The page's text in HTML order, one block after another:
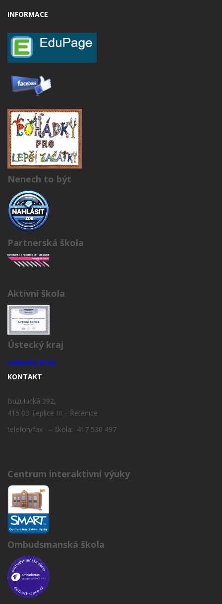
INFORMACE
Nenech to být
Partnerská škola
Aktivní škola
Ústecký kraj
KONTAKT
Buzulucká 392,
415 03 Teplice III – Řetenice
telefon/fax – škola: 417 530 497
Centrum interaktivní výuky
Ombudsmanská škola